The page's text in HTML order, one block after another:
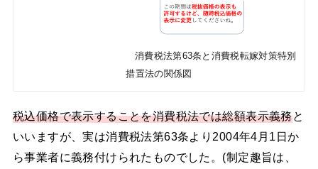
消費税法第63条と消費税転嫁対策特別
措置法の関係図
税込価格で表示することを消費税法では総額表示義務と
いいますが、実は消費税法第63条より2004年4月1日か
ら事業者に義務付けられたものでした。(制定趣旨は、